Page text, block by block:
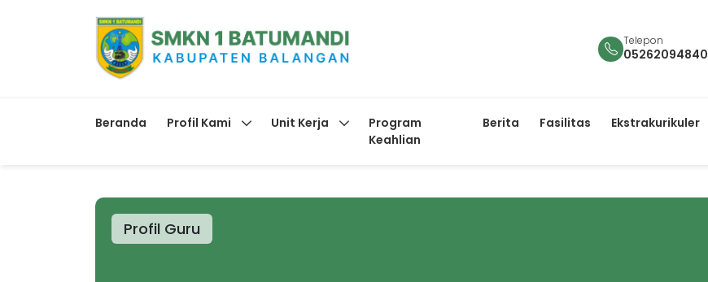
Telepon
05262094840
Beranda Profil Kami Unit Kerja
Program
Keahlian
Berita Fasilitas Ekstrakurikuler
Profil Guru